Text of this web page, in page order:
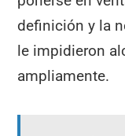
definición y la
le impidieron
ampliamente.